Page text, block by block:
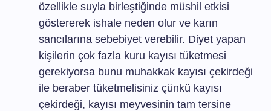
özellikle suyla birleştiğinde müshil etkisi
göstererek ishale neden olur ve karın
sancılarına sebebiyet verebilir. Diyet yapan
kişilerin çok fazla kuru kayısı tüketmesi
gerekiyorsa bunu muhakkak kayısı çekirdeği
ile beraber tüketmelisiniz çünkü kayısı
çekirdeği, kayısı meyvesinin tam tersine